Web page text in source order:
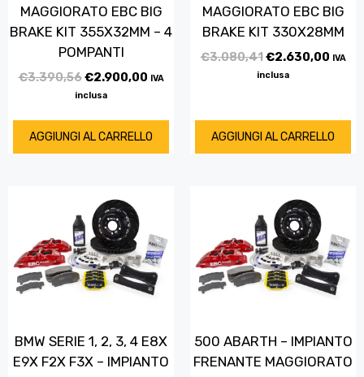
MAGGIORATO EBC BIG
BRAKE KIT 355X32MM – 4
POMPANTI
€3.390,56€2.900,00 IVA
inclusa
AGGIUNGI AL CARRELLO
MAGGIORATO EBC BIG
BRAKE KIT 330X28MM
€3.080,41€2.630,00 IVA
inclusa
AGGIUNGI AL CARRELLO
BMW SERIE 1, 2, 3, 4 E8X
E9X F2X F3X – IMPIANTO
500 ABARTH – IMPIANTO
FRENANTE MAGGIORATO